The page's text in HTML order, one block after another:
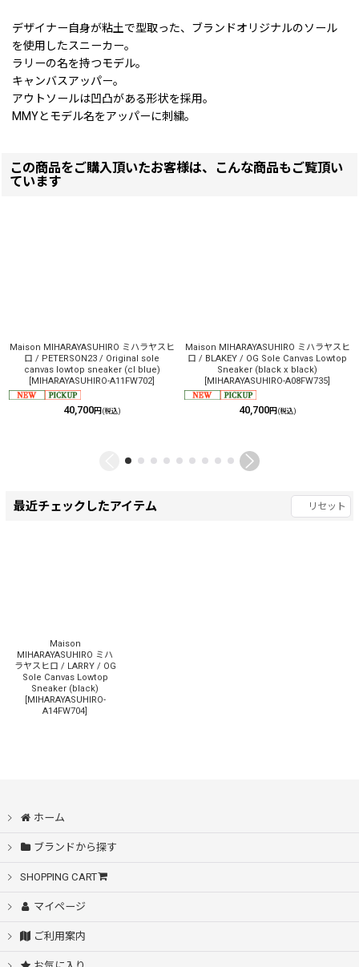
デザイナー自身が粘土で型取った、ブランドオリジナルのソール
を使用したスニーカー。
ラリーの名を持つモデル。
キャンバスアッパー。
アウトソールは凹凸がある形状を採用。
MMYとモデル名をアッパーに刺繍。
この商品をご購入頂いたお客様は、こんな商品もご覧頂い
ています
Maison MIHARAYASUHIRO ミハラヤスヒ
ロ / PETERSON23 / Original sole
canvas lowtop sneaker (cl blue)
[MIHARAYASUHIRO-A11FW702]
40,700円 (税込)
Maison MIHARAYASUHIRO ミハラヤスヒ
ロ / BLAKEY / OG Sole Canvas Lowtop
Sneaker (black x black)
[MIHARAYASUHIRO-A08FW735]
40,700円 (税込)
最近チェックしたアイテム リセット
Maison
MIHARAYASUHIRO ミハ
ラヤスヒロ / LARRY / OG
Sole Canvas Lowtop
Sneaker (black)
[MIHARAYASUHIRO-
A14FW704]
ホーム
ブランドから探す
SHOPPING CART
マイページ
ご利用案内